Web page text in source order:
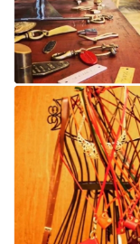
レ
ー
ヤ
ー